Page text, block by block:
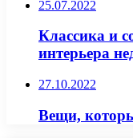
25.07.2022
Классика и
интерьера
27.10.2022
Вещи,